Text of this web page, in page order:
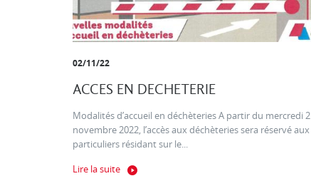
02/11/22
ACCES EN DECHETERIE
Modalités d’accueil en déchèteries A partir du mercredi 2
novembre 2022, l’accès aux déchèteries sera réservé aux
particuliers résidant sur le...
Lire la suite